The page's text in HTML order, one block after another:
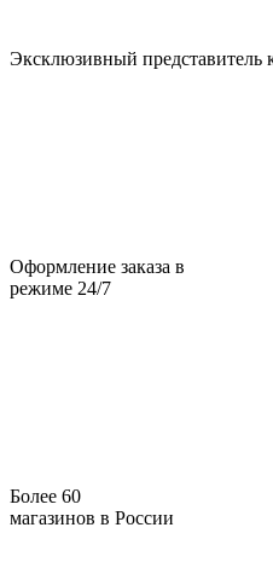
Эксклюзивный представитель
Оформление заказа в
режиме 24/7
Более 60
магазинов в России